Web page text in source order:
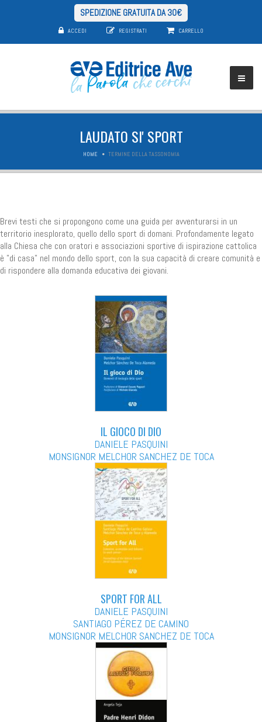
SPEDIZIONE GRATUITA DA 30€
ACCEDI REGISTRATI CARRELLO
LAUDATO SI' SPORT
HOME TERMINE DELLA TASSONOMIA
Brevi testi che si propongono come una guida per avventurarsi in un
territorio inesplorato, quello dello sport di domani. Profondamente legato
alla Chiesa che con oratori e associazioni sportive di ispirazione cattolica
è "di casa" nel mondo dello sport, con la sua capacità di creare comunità e
di rispondere alla domanda educativa dei giovani.
IL GIOCO DI DIO
DANIELE PASQUINI
MONSIGNOR MELCHOR SANCHEZ DE TOCA
SPORT FOR ALL
DANIELE PASQUINI
SANTIAGO PÉREZ DE CAMINO
MONSIGNOR MELCHOR SANCHEZ DE TOCA